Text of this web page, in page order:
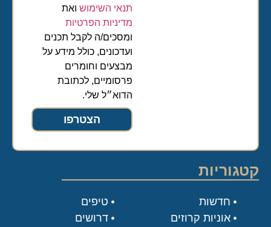
תנאי השימושואת
מדיניות הפרטיות
ומסכים/ה לקבל תכנים
ועדכונים, כולל מידע על
מבצעים וחומרים
פרסומיים, לכתובת
הדוא״ל שלי.
הצטרפו
קטגוריות
טיפים
דרושים
חדשות
אוניות קרוזים